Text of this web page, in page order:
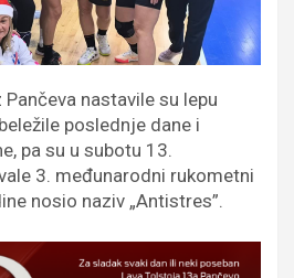
nastavile su lepu
poslednje dane i
pa su u subotu 13.
3. međunarodni rukometni
nosio naziv „Antistres”.